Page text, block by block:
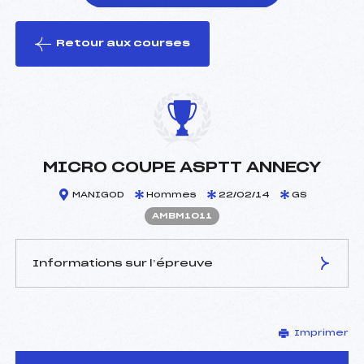
le ski
Retour aux courses
MICRO COUPE ASPTT ANNECY
MANIGOD Hommes 22/02/14 GS
AMBM1011
Informations sur l’épreuve
DERUAZ ALAIN (MB)
Arbitre :
VINCENT MICHEL (MB)
Imprimer